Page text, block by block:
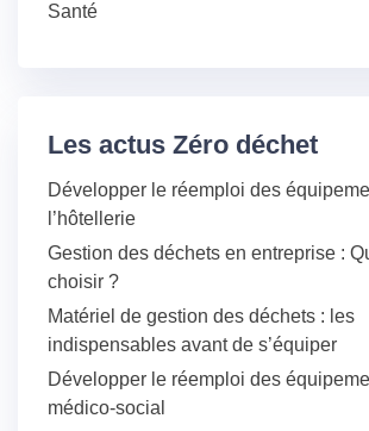
Santé
Les actus Zéro déchet
Développer le réemploi des
l’hôtellerie
Gestion des déchets en entreprise :
choisir ?
Matériel de gestion des déchets : les
indispensables avant de s’équiper
Développer le réemploi des
médico-social